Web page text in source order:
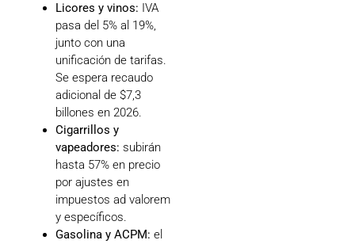
Licores y vinos: IVA
pasa del 5% al 19%,
junto con una
unificación de tarifas.
Se espera recaudo
adicional de $7,3
billones en 2026.
Cigarrillos y
vapeadores: subirán
hasta 57% en precio
por ajustes en
impuestos ad valorem
y específicos.
Gasolina y ACPM: el